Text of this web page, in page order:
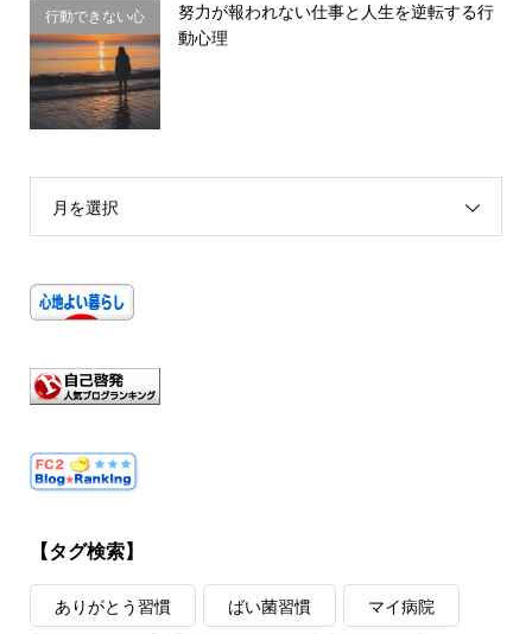
行動できない心
理・思い込み
努力が報われない仕事と人生を逆転する行
動心理
月を選択
【タグ検索】
ありがとう習慣 ばい菌習慣 マイ病院